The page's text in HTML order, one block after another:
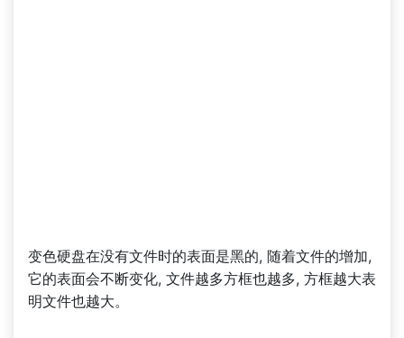
变色硬盘在没有文件时的表面是黑的, 随着文件的增加,
它的表面会不断变化, 文件越多方框也越多, 方框越大表
明文件也越大。